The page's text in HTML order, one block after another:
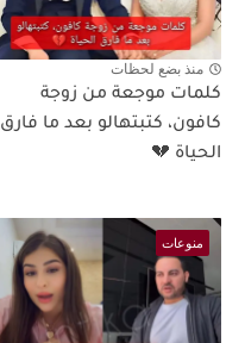
منذ بضع لحظات
كلمات موجعة من زوجة
كافون، كتبتهالو بعد ما فارق
الحياة 💔
منوعات